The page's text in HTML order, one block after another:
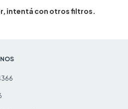
intentá con otros filtros.